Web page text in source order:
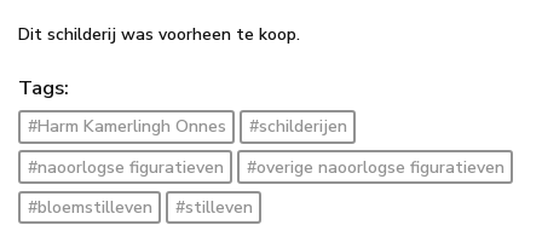
Dit schilderij was voorheen te koop.
Tags:
#Harm Kamerlingh Onnes
#schilderijen
#naoorlogse figuratieven
#overige naoorlogse figuratieven
#bloemstilleven
#stilleven